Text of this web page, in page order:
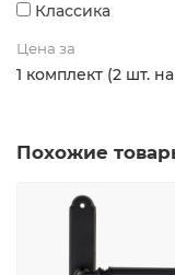
Классика
Цена за
1 комплект (2 шт.
Похожие